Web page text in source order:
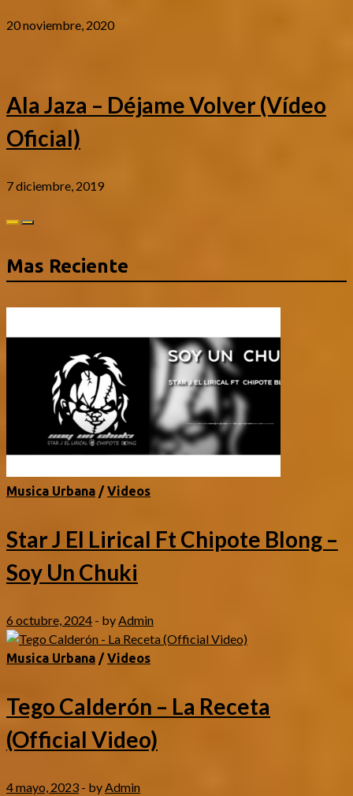
20 noviembre, 2020
Ala Jaza – Déjame Volver (Vídeo
Oficial)
7 diciembre, 2019
Mas Reciente
Musica Urbana /Videos
Star J El Lirical Ft Chipote Blong –
Soy Un Chuki
6 octubre, 2024 - byAdmin
Musica Urbana /Videos
Tego Calderón – La Receta
(Official Video)
4 mayo, 2023 - byAdmin